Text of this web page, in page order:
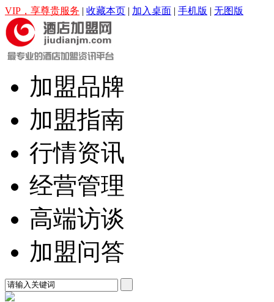
VIP，享尊贵服务 | 收藏本页 | 加入桌面 | 手机版 | 无图版
加盟品牌
加盟指南
行情资讯
经营管理
高端访谈
加盟问答